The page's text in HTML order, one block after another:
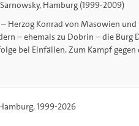
Hamburg (1999-2009)
– Herzog Konrad von Masowien
– ehemals zu Dobrin – die Burg
bei Einfällen. Zum Kampf
, 1999-2026